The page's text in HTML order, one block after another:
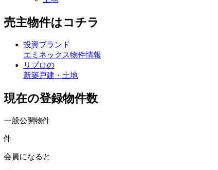
売主物件はコチラ
投資ブランド
エミネックス物件情報
リプロの
新築戸建・土地
現在の登録物件数
一般公開物件
件
会員になると